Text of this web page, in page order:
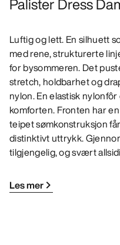
Palister Dress
Luftig og lett. En silhuett
med rene, strukturerte
for bysommeren. Det
stretch, holdbarhet og
nylon. En elastisk
komforten. Fronten har
teipet sømkonstruksjon
distinktivt uttrykk.
tilgjengelig, og svært
Les mer